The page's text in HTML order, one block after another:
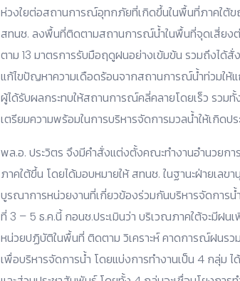
ห่วงใยต่อสถานการณ์อุทกภัยที่เกิดขึ้นในพื้นที่ภาคใต้ข
สทนช. ลงพื้นที่ติดตามสถานการณ์น้ำในพื้นที่จุดเสี่ยง
ตาม 13 มาตรการรับมือฤดูฝนอย่างเข้มข้น รวมถึงได้สั่
แก้ไขปัญหาความเดือดร้อนจากสถานการณ์น้ำท่วมให้
ผู้ได้รับผลกระทบให้สถานการณ์คลี่คลายโดยเร็ว รวม
เตรียมความพร้อมในการบริหารจัดการมวลน้ำให้เกิด
พล.อ. ประวิตร จึงมีคำสั่งแต่งตั้งคณะทำงานอำนวยก
ภาคใต้ขึ้น โดยได้มอบหมายให้ สทนช. ในฐานะฝ่ายเล
บูรณาการหน่วยงานที่เกี่ยวข้องร่วมกันบริหารจัดการน้
ที่ 3 – 5 ธ.ค.นี้ กอนช.ประเมินว่า บริเวณภาคใต้จะมีฝ
หน่วยปฏิบัติในพื้นที่ ติดตาม วิเคราะห์ คาดการณ์ฝนร
เพื่อบริหารจัดการน้ำ โดยแบ่งการทำงานเป็น 4 กลุ่ม